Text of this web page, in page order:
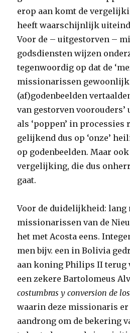
erop aan komt de
heeft waarschijnlijk
Voor de – uitgestorven –
godsdiensten wijzen
tegenwoordig op dat de
missionarissen
(af)godenbeelden
van gestorven voorouders’
als ‘poppen’ in processies
gelijkend dus op ‘onze’
op godenbeelden. Maar
vergelijking, die dus
gaat.
Voor de duidelijkheid: lang
missionarissen van de
het met Acosta eens.
men bijv. een in Bolivia
aan koning Philips II terug
een zekere Bartolomeus
costumbras y conversion de
waarin deze missionaris
aandrong om de bekering